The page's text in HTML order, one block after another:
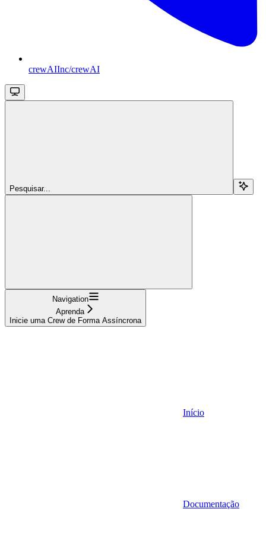
crewAIInc/crewAI
Pesquisar...
Navigation
Aprenda
Inicie uma Crew de Forma Assíncrona
Início
Documentação